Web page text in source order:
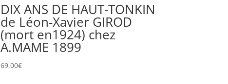
DIX ANS DE HAUT-TONKIN
de Léon-Xavier GIROD
(mort en1924) chez
A.MAME 1899
69,00€